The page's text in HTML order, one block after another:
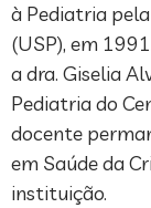
à Pediatria
(USP), em
a dra. Giselia
Pediatria do
docente
em Saúde da
instituição.